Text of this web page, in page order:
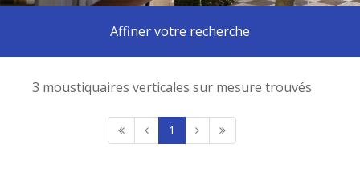
Affiner votre recherche
3 moustiquaires verticales sur mesure trouvés
1